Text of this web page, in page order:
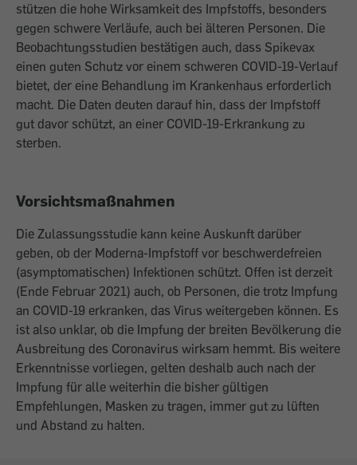
stützen die hohe Wirksamkeit des Impfstoffs, besonders
gegen schwere Verläufe, auch bei älteren Personen. Die
Beobachtungsstudien bestätigen auch, dass Spikevax
einen guten Schutz vor einem schweren COVID-19-Verlauf
bietet, der eine Behandlung im Krankenhaus erforderlich
macht. Die Daten deuten darauf hin, dass der Impfstoff
gut davor schützt, an einer COVID-19-Erkrankung zu
sterben.
Vorsichtsmaßnahmen
Die Zulassungsstudie kann keine Auskunft darüber
geben, ob der Moderna-Impfstoff vor beschwerdefreien
(asymptomatischen) Infektionen schützt. Offen ist derzeit
(Ende Februar 2021) auch, ob Personen, die trotz Impfung
an COVID-19 erkranken, das Virus weitergeben können. Es
ist also unklar, ob die Impfung der breiten Bevölkerung die
Ausbreitung des Coronavirus wirksam hemmt. Bis weitere
Erkenntnisse vorliegen, gelten deshalb auch nach der
Impfung für alle weiterhin die bisher gültigen
Empfehlungen, Masken zu tragen, immer gut zu lüften
und Abstand zu halten.